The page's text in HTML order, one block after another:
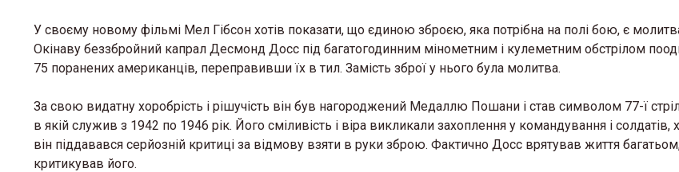
У своєму новому фільмі Мел Гібсон хотів показати, що єдиною зброєю, яка потрібна на полі бою, є
Окінаву беззбройний капрал Десмонд Досс під багатогодинним мінометним і кулеметним обстрілом
75 поранених американців, переправивши їх в тил. Замість зброї у нього була молитва.
За свою видатну хоробрість і рішучість він був нагороджений Медаллю Пошани і став символом 77-ї
в якій служив з 1942 по 1946 рік. Його сміливість і віра викликали захоплення у командування і солдатів,
він піддавався серйозній критиці за відмову взяти в руки зброю. Фактично Досс врятував життя
критикував його.